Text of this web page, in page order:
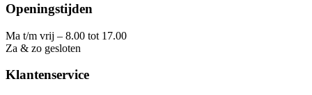
Openingstijden
Ma t/m vrij – 8.00 tot 17.00
Za & zo gesloten
Klantenservice